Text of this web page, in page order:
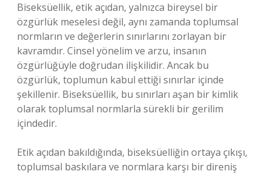
Biseksüellik, etik açıdan, yalnızca bireysel bir
özgürlük meselesi değil, aynı zamanda toplumsal
normların ve değerlerin sınırlarını zorlayan bir
kavramdır. Cinsel yönelim ve arzu, insanın
özgürlüğüyle doğrudan ilişkilidir. Ancak bu
özgürlük, toplumun kabul ettiği sınırlar içinde
şekillenir. Biseksüellik, bu sınırları aşan bir kimlik
olarak toplumsal normlarla sürekli bir gerilim
içindedir.
Etik açıdan bakıldığında, biseksüelliğin ortaya çıkışı,
toplumsal baskılara ve normlara karşı bir direniş